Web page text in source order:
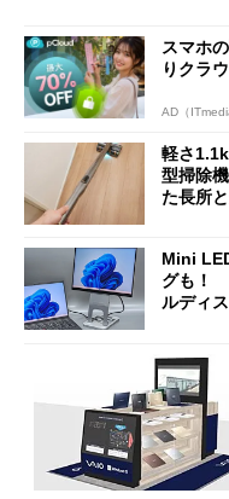
スマホ
りクラ
AD（
軽さ
型掃除
た長所
Mini
グも！
ルディ